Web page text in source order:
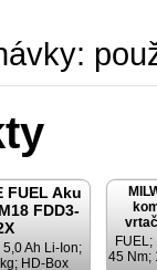
FUEL Aku
FDD3-
5,0 Ah Li-Ion;
HD-Box
FUEL;
45 Nm;